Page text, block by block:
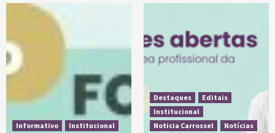
Informativo Institucional
Destaques
Editais
Institucional
Noticia Carrossel
Notícias